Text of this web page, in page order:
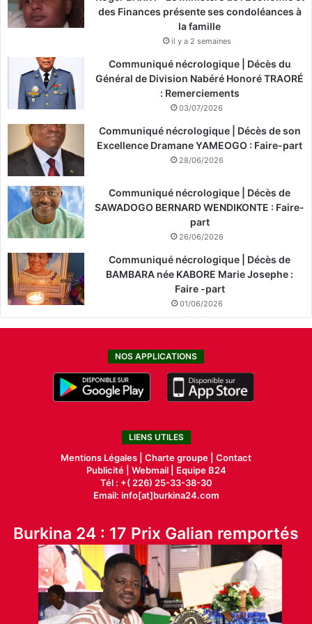
des Finances présente ses condoléances à
la famille
il y a 2 semaines
Communiqué nécrologique | Décès du
Général de Division Nabéré Honoré TRAORÉ
: Remerciements
03/07/2026
Communiqué nécrologique | Décès de son
Excellence Dramane YAMEOGO : Faire-part
28/06/2026
Communiqué nécrologique | Décès de
SAWADOGO BERNARD WENDIKONTE : Faire-
part
26/06/2026
Communiqué nécrologique | Décès de
BAMBARA née KABORE Marie Josephe :
Faire -part
01/06/2026
NOS APPLICATIONS
LIENS UTILES
Mentions Légales | Charte groupe | Contact
Publicité| Webmail |
Equipe B24
Tél : +( 226) 25-33-38-30
Email: info[at]burkina24.com
Burkina 24 : 17 Prix Galian remportés